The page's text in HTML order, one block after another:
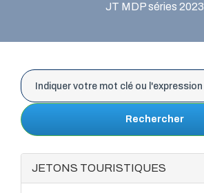
JT MDP séries 2023
Rechercher
JETONS TOURISTIQUES